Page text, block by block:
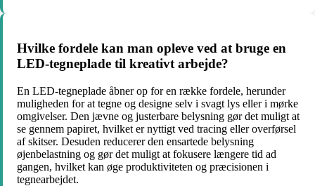
Hvilke fordele kan man opleve ved at bruge en
LED-tegneplade til kreativt arbejde?
En LED-tegneplade åbner op for en række fordele, herunder
muligheden for at tegne og designe selv i svagt lys eller i mørke
omgivelser. Den jævne og justerbare belysning gør det muligt at
se gennem papiret, hvilket er nyttigt ved tracing eller overførsel
af skitser. Desuden reducerer den ensartede belysning
øjenbelastning og gør det muligt at fokusere længere tid ad
gangen, hvilket kan øge produktiviteten og præcisionen i
tegnearbejdet.